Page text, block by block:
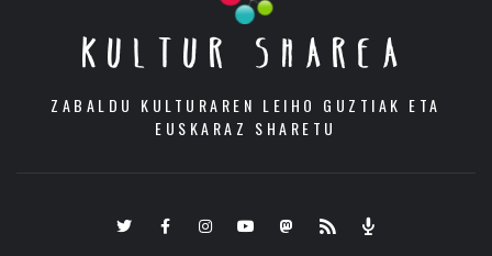
KULTUR SHAREA
ZABALDU KULTURAREN LEIHO GUZTIAK ETA
EUSKARAZ SHARETU
TwitterFacebookInstagramYoutubeMastodon.eus
RSS Podcast